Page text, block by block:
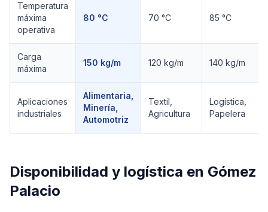
Temperatura
máxima
operativa
80 °C 70 °C 85 °C
Carga
máxima
150 kg/m 120 kg/m 140 kg/m
Aplicaciones
industriales
Alimentaria,
Minería,
Automotriz
Textil,
Agricultura
Logística,
Papelera
Disponibilidad y logística en Gómez
Palacio